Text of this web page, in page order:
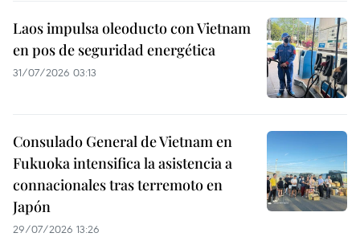
Laos impulsa oleoducto con Vietnam
en pos de seguridad energética
31/07/2026 03:13
Consulado General de Vietnam en
Fukuoka intensifica la asistencia a
connacionales tras terremoto en
Japón
29/07/2026 13:26